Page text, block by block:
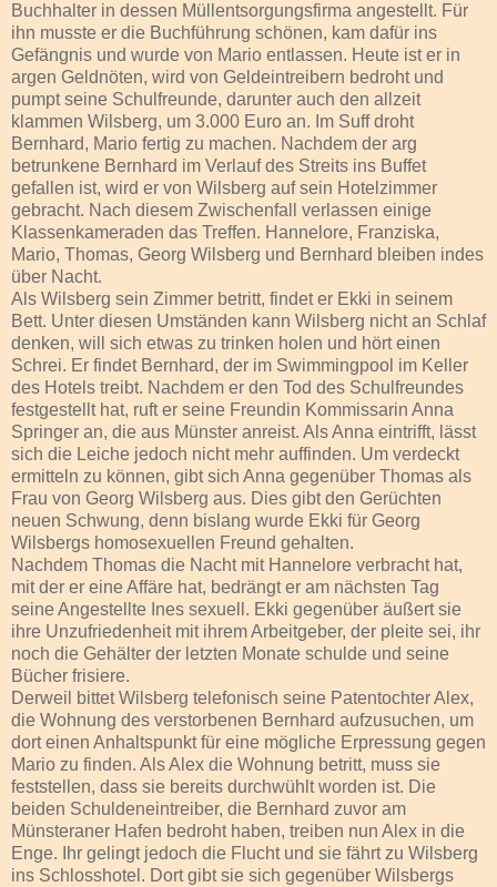
Buchhalter in dessen Müllentsorgungsfirma angestellt. Für
ihn musste er die Buchführung schönen, kam dafür ins
Gefängnis und wurde von Mario entlassen. Heute ist er in
argen Geldnöten, wird von Geldeintreibern bedroht und
pumpt seine Schulfreunde, darunter auch den allzeit
klammen Wilsberg, um 3.000 Euro an. Im Suff droht
Bernhard, Mario fertig zu machen. Nachdem der arg
betrunkene Bernhard im Verlauf des Streits ins Buffet
gefallen ist, wird er von Wilsberg auf sein Hotelzimmer
gebracht. Nach diesem Zwischenfall verlassen einige
Klassenkameraden das Treffen. Hannelore, Franziska,
Mario, Thomas, Georg Wilsberg und Bernhard bleiben indes
über Nacht.
Als Wilsberg sein Zimmer betritt, findet er Ekki in seinem
Bett. Unter diesen Umständen kann Wilsberg nicht an Schlaf
denken, will sich etwas zu trinken holen und hört einen
Schrei. Er findet Bernhard, der im Swimmingpool im Keller
des Hotels treibt. Nachdem er den Tod des Schulfreundes
festgestellt hat, ruft er seine Freundin Kommissarin Anna
Springer an, die aus Münster anreist. Als Anna eintrifft, lässt
sich die Leiche jedoch nicht mehr auffinden. Um verdeckt
ermitteln zu können, gibt sich Anna gegenüber Thomas als
Frau von Georg Wilsberg aus. Dies gibt den Gerüchten
neuen Schwung, denn bislang wurde Ekki für Georg
Wilsbergs homosexuellen Freund gehalten.
Nachdem Thomas die Nacht mit Hannelore verbracht hat,
mit der er eine Affäre hat, bedrängt er am nächsten Tag
seine Angestellte Ines sexuell. Ekki gegenüber äußert sie
ihre Unzufriedenheit mit ihrem Arbeitgeber, der pleite sei, ihr
noch die Gehälter der letzten Monate schulde und seine
Bücher frisiere.
Derweil bittet Wilsberg telefonisch seine Patentochter Alex,
die Wohnung des verstorbenen Bernhard aufzusuchen, um
dort einen Anhaltspunkt für eine mögliche Erpressung gegen
Mario zu finden. Als Alex die Wohnung betritt, muss sie
feststellen, dass sie bereits durchwühlt worden ist. Die
beiden Schuldeneintreiber, die Bernhard zuvor am
Münsteraner Hafen bedroht haben, treiben nun Alex in die
Enge. Ihr gelingt jedoch die Flucht und sie fährt zu Wilsberg
ins Schlosshotel. Dort gibt sie sich gegenüber Wilsbergs